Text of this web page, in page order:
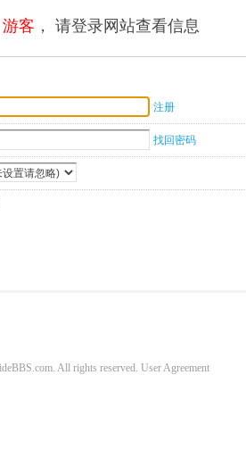
游客 ， 请登录网站查看信息
注册
找回密码
All rights reserved. User Agreement